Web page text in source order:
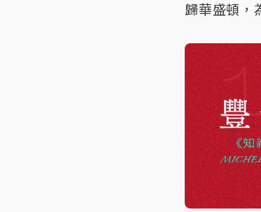
歸華盛頓，